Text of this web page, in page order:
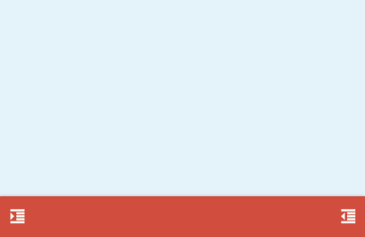
format_indent_increase format_indent_decrease